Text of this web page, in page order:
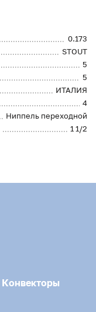
0.173
STOUT
5
5
ИТАЛИЯ
4
Ниппель переходной
1 1/2
Конвекторы